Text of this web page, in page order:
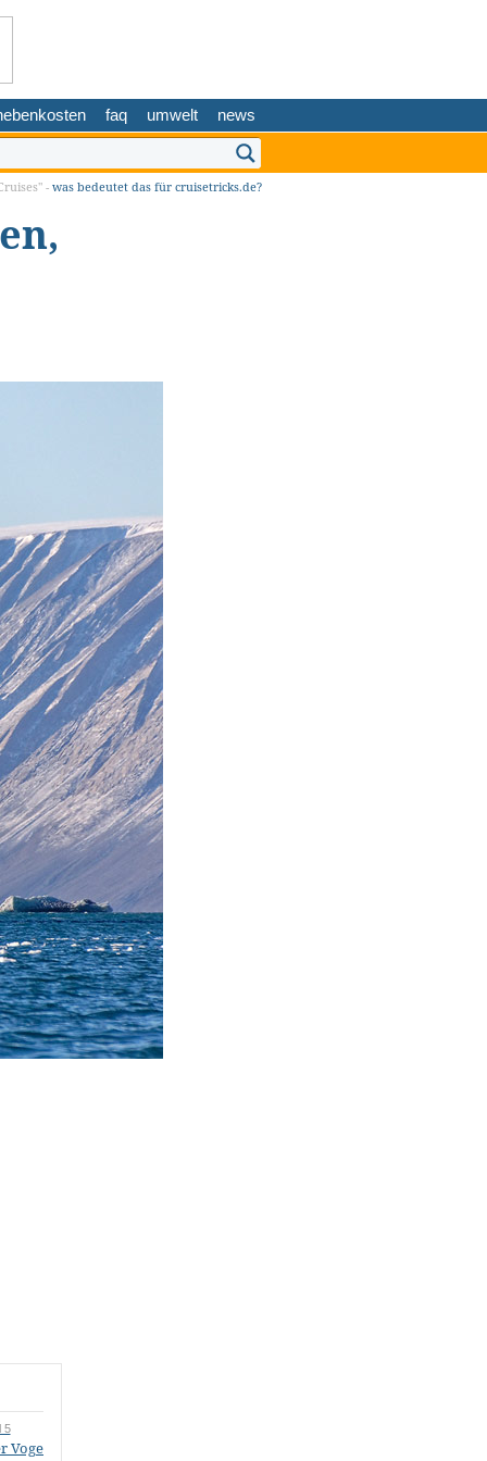
faq umwelt news
-was bedeutet das für cruisetricks.de?
5
Vogelfelsen von